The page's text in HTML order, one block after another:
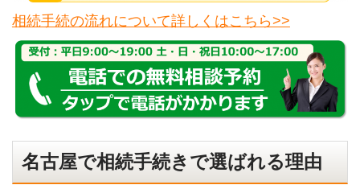
相続手続の流れについて詳しくはこちら>>
名古屋で相続手続きで選ばれる理由